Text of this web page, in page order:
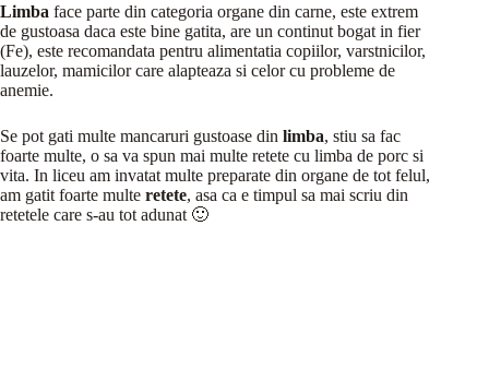
Limba face parte din categoria organe din carne, este extrem
de gustoasa daca este bine gatita, are un continut bogat in fier
(Fe), este recomandata pentru alimentatia copiilor, varstnicilor,
lauzelor, mamicilor care alapteaza si celor cu probleme de
anemie.
Se pot gati multe mancaruri gustoase din limba, stiu sa fac
foarte multe, o sa va spun mai multe retete cu limba de porc si
vita. In liceu am invatat multe preparate din organe de tot felul,
am gatit foarte multe retete, asa ca e timpul sa mai scriu din
retetele care s-au tot adunat 🙂